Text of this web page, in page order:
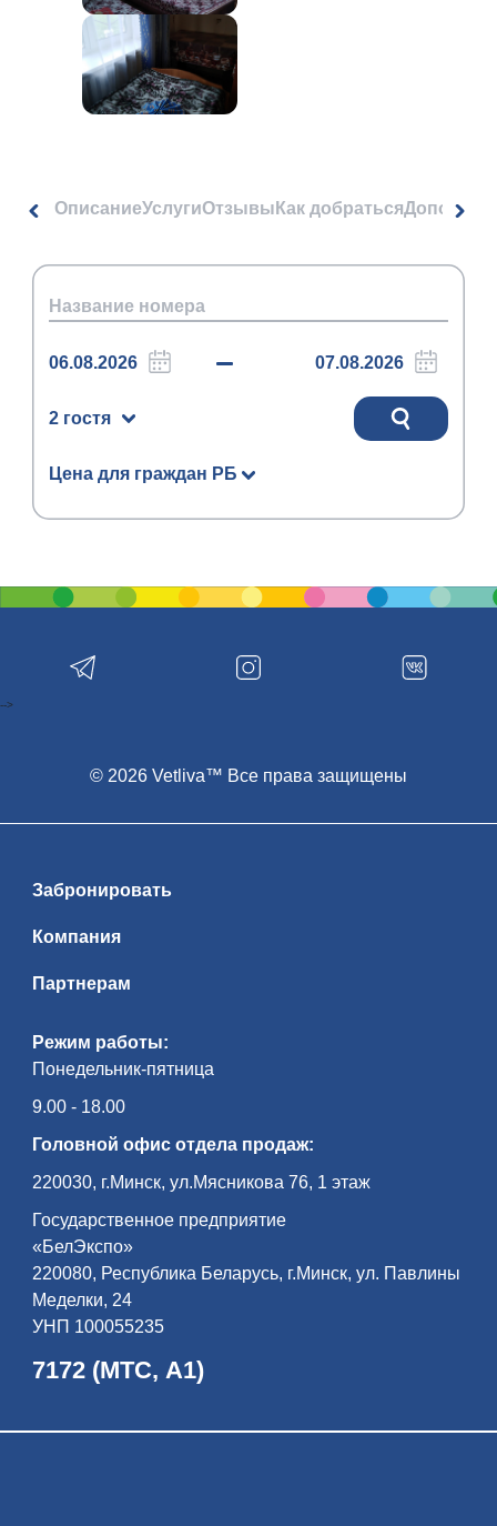
ОписаниеУслугиОтзывы Как добраться
2 гостя
Цена для граждан РБ
Режим работы:
Понедельник-пятница
9.00 - 18.00
Головной офис отдела продаж:
220030, г.Минск, ул.Мясникова 76, 1 этаж
Государственное предприятие
«БелЭкспо»
220080, Республика Беларусь, г.Минск, ул. Павлины
Меделки, 24
УНП 100055235
7172 (МТС, А1)
Забронировать
Компания
Партнерам
© 2026 Vetliva™ Все права защищены
-->